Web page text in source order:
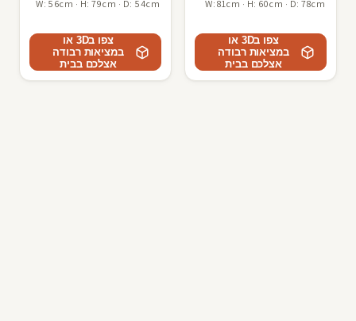
W: 81cm · H: 60cm · D: 78cm
צפו ב3D או
במציאות רבודה
אצלכם בבית
W: 56cm · H: 79cm · D: 54cm
צפו ב3D או
במציאות רבודה
אצלכם בבית